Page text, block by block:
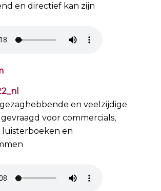
en directief kan zijn
en veelzijdige
voor commercials,
luisterboeken en